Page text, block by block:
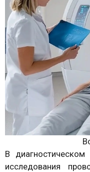
В диагностическом
исследования